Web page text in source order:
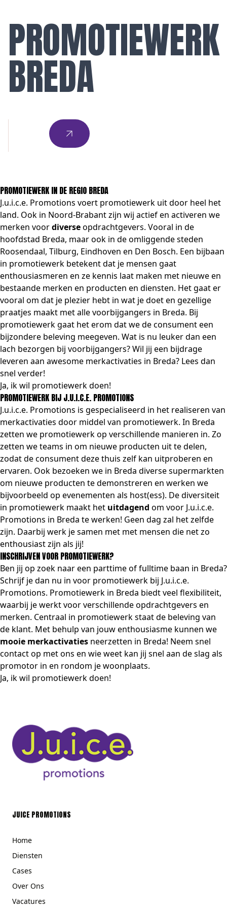
PROMOTIEWERK
BREDA
PROMOTIEWERK IN DE REGIO BREDA
J.u.i.c.e. Promotions voert promotiewerk uit door heel het
land. Ook in Noord-Brabant zijn wij actief en activeren we
merken voordiverseopdrachtgevers. Vooral in de
hoofdstad Breda, maar ook in de omliggende steden
Roosendaal, Tilburg, Eindhoven en Den Bosch. Een bijbaan
in promotiewerk betekent dat je mensen gaat
enthousiasmeren en ze kennis laat maken met nieuwe en
bestaande merken en producten en diensten. Het gaat er
vooral om dat je plezier hebt in wat je doet en gezellige
praatjes maakt met alle voorbijgangers in Breda. Bij
promotiewerk gaat het erom dat we de consument een
bijzondere beleving meegeven. Wat is nu leuker dan een
lach bezorgen bij voorbijgangers? Wil jij een bijdrage
leveren aan awesome merkactivaties in Breda? Lees dan
snel verder!
Ja, ik wil promotiewerk doen!
PROMOTIEWERK BIJ J.U.I.C.E. PROMOTIONS
J.u.i.c.e. Promotions is gespecialiseerd in het realiseren van
merkactivaties door middel van promotiewerk. In Breda
zetten we promotiewerk op verschillende manieren in. Zo
zetten we teams in om nieuwe producten uit te delen,
zodat de consument deze thuis zelf kan uitproberen en
ervaren. Ook bezoeken we in Breda diverse supermarkten
om nieuwe producten tedemonstreren en werken we
bijvoorbeeld op evenementen als host(ess). De diversiteit
in promotiewerk maakt het uitdagend om voor J.u.i.c.e.
Promotions in Breda te werken! Geen dag zal het zelfde
zijn. Daarbij werk je samen met met mensen die net zo
enthousiast zijn als jij!
INSCHRIJVEN VOOR PROMOTIEWERK?
Ben jij op zoek naar een parttime of fulltime baan in Breda?
Schrijf je dan nu in voor promotiewerk bij J.u.i.c.e.
Promotions. Promotiewerk in Breda biedt veel flexibiliteit,
waarbij je werkt voor verschillende opdrachtgevers en
merken. Centraal in promotiewerk staat de beleving van
de klant. Met behulp van jouw enthousiasme kunnen we
mooie merkactivaties neerzetten in Breda! Neem snel
contactop met ons en wie weet kan jij snel aan de slag als
promotor in en rondom je woonplaats.
Ja, ik wil promotiewerk doen!
JUICE PROMOTIONS
Home
Diensten
Cases
Over Ons
Vacatures